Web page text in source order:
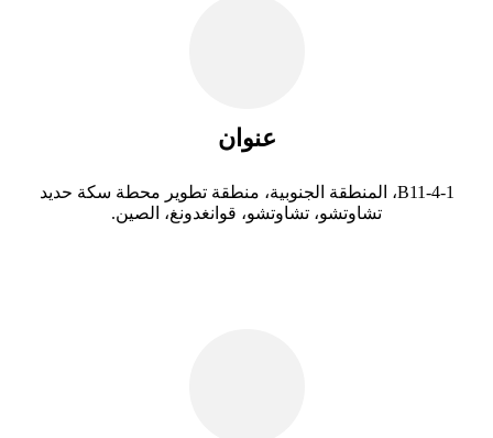
عنوان
B11-4-1، المنطقة الجنوبية، منطقة تطوير محطة سكة حديد
تشاوتشو، تشاوتشو، قوانغدونغ، الصين.